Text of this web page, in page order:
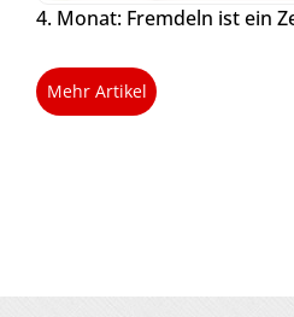
4. Monat: Fremdeln ist ein
Mehr Artikel